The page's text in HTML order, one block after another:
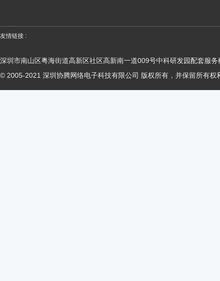
友情链接 :
深圳市南山区粤海街道高新区社区高新南一道009号中科研发园配套服务
© 2005-2021 深圳协腾网络电子科技有限公司 版权所有，并保留所有权